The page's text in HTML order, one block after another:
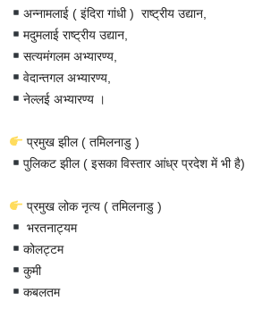
अन्नामलाई ( इंदिरा गांधी ) राष्ट्रीय उद्यान,
मदुमलाई राष्ट्रीय उद्यान,
सत्यमंगलम अभ्यारण्य,
वेदान्तगल अभ्यारण्य,
नेल्लई अभ्यारण्य ।
प्रमुख झील ( तमिलनाडु )
पुलिकट झील ( इसका विस्तार आंध्र प्रदेश में भी है)
प्रमुख लोक नृत्य ( तमिलनाडु )
भरतनाट्यम
कोलट्टम
कुमी
कबलतम